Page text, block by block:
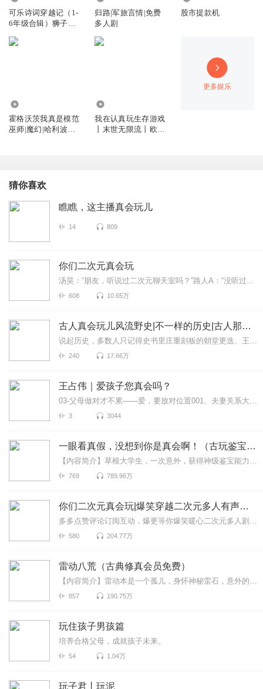
可乐诗词穿越记（1-
6年级合辑）狮子老
归路|军旅言情|免费
多人剧
股市提款机
霍格沃茨我真是模范
巫师|魔幻|哈利波特
我在认真玩生存游戏
丨末世无限流丨欧皇
更多娱乐
猜你喜欢
瞧瞧，这主播真会玩儿
14 809
你们二次元真会玩
汤昊：“朋友，听说过二次元聊天室吗？”路人A：“没听过，干什么的？我加入有什么好处吗？”汤昊：“当然，里面的人个个都是人才，说话又好听，还能欣赏到各...
608 10.65万
古人真会玩儿风流野史|不一样的历史|古人那些事儿
说起历史，多数人只记得史书里庄重刻板的朝堂更迭、王侯功业，却忽略了褪去朝堂礼法后，古人鲜活有趣的市井百态与风流轶事。这本有声书跳出正统正史的枯燥框架，打捞散落于...
240 17.66万
王占伟｜爱孩子您真会吗？
03-父母做对才不累——爱，要放对位置001、夫妻关系大于亲子关系本节课程七哥帮助您如何处理夫妻关系、经营亲子关系全面技巧、帮助您认识孩子的世界，了解孩子在...
3 3044
一眼看真假，没想到你是真会啊！（古玩鉴宝都市异能）
【内容简介】草根大学生，一次意外，获得神级鉴宝能力，从此一飞冲天，走向非凡成功之路！【作者简介】剑胆孤心：3G书城知名作者。【主播简介】酒和尚-路遥，青年演播人...
769 789.96万
你们二次元真会玩|爆笑穿越二次元多人有声剧|小酒&柏成
多多点赞评论订阅互动，爆更等你爆笑暖心二次元多人剧→→→我的百鬼夜行哪有这么萌【内容简介】汤昊：“朋友，听说过二次元聊天室吗？”路人A：“没听过，干什么的？我加...
580 204.77万
雷动八荒（古典修真会员免费）
【内容简介】雷动本是一个孤儿，身怀神秘雷石，意外的灭族之灾彻底改变了他的命运。自此收魔王，戏妖女，血凰龙女，凭借九龙图中的玄机，他吞噬玄雷，强夺神魔传承，却无意...
857 190.75万
玩住孩子男孩篇
培养合格父母，成就孩子未来。
54 1.04万
玩子君丨玩泥